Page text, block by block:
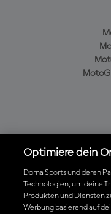
Optimiere dein
Dorna Sports und deren
Technologien, um deine
Produkten und Diensten
Werbung basierend auf